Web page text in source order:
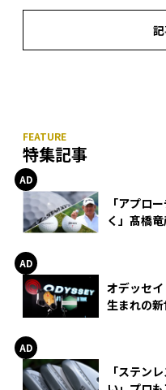
特集記事
「アプロ
く」髙橋
オデッセ
生まれの
「ステン